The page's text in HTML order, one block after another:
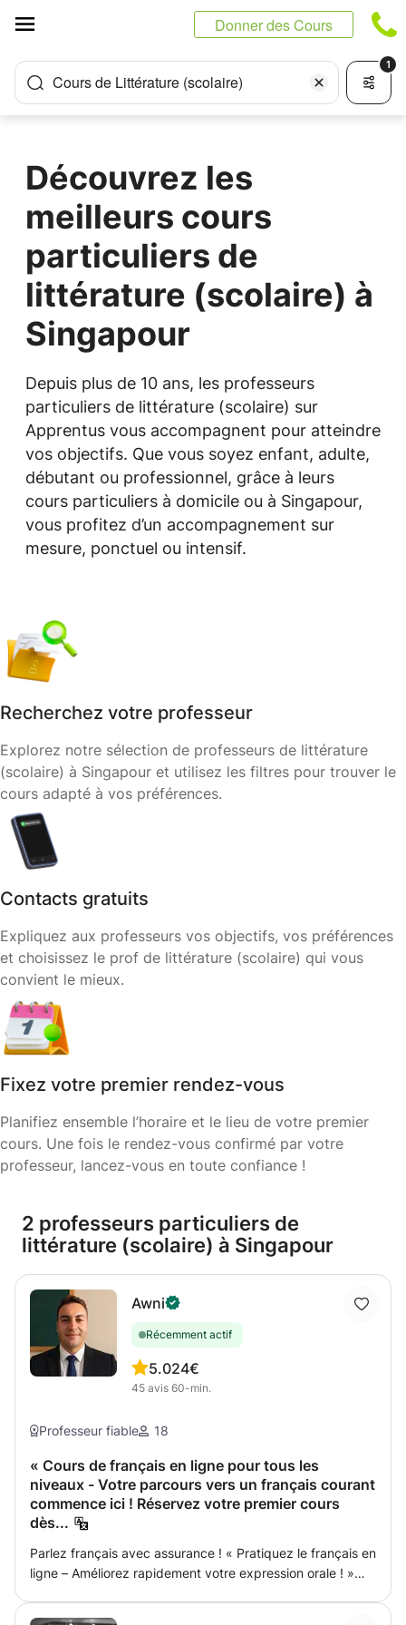
Donner des Cours
Cours de Littérature (scolaire)
1
Découvrez les
meilleurs cours
particuliers de
littérature (scolaire) à
Singapour
Depuis plus de 10 ans, les professeurs
particuliers de littérature (scolaire) sur
Apprentus vous accompagnent pour atteindre
vos objectifs. Que vous soyez enfant, adulte,
débutant ou professionnel, grâce à leurs
cours particuliers à domicile ou à Singapour,
vous profitez d’un accompagnement sur
mesure, ponctuel ou intensif.
Recherchez votre professeur
Explorez notre sélection de professeurs de littérature
(scolaire) à Singapour et utilisez les filtres pour trouver le
cours adapté à vos préférences.
Contacts gratuits
Expliquez aux professeurs vos objectifs, vos préférences
et choisissez le prof de littérature (scolaire) qui vous
convient le mieux.
Fixez votre premier rendez-vous
Planifiez ensemble l’horaire et le lieu de votre premier
cours. Une fois le rendez-vous confirmé par votre
professeur, lancez-vous en toute confiance !
2 professeurs particuliers de
littérature (scolaire) à Singapour
Awni
Récemment actif
5.0
45 avis
24€
60-min.
Professeur fiable 18
« Cours de français en ligne pour tous les
niveaux - Votre parcours vers un français courant
commence ici ! Réservez votre premier cours
dès...
Parlez français avec assurance ! « Pratiquez le français en
ligne – Améliorez rapidement votre expression orale ! »